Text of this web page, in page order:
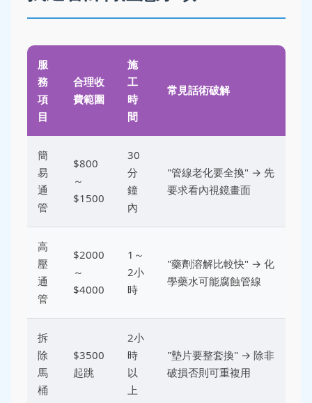
服
務
項
目
合理收
費範圍
施
工
時
間
常見話術破解
簡
易
通
管
$800
～
$1500
30
分
鐘
內
"管線老化要全換" → 先
要求看內視鏡畫面
高
壓
通
管
$2000
～
$4000
1～
2小
時
"藥劑溶解比較快" → 化
學藥水可能腐蝕管線
拆
除
馬
桶
$3500
起跳
2小
時
以
上
"墊片要整套換" → 除非
破損否則可重複用